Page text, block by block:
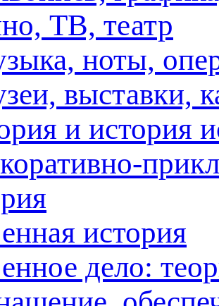
ТВ, театр
ноты,
выставки,
и история
история
дело: